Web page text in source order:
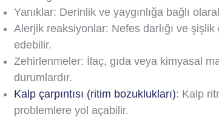
Yanıklar: Derinlik ve yaygınlığa bağlı
Alerjik reaksiyonlar: Nefes darlığı ve
edebilir.
Zehirlenmeler: İlaç, gıda veya kimyasal
durumlardır.
Kalp çarpıntısı (ritim bozuklukları): Kalp
problemlere yol açabilir.